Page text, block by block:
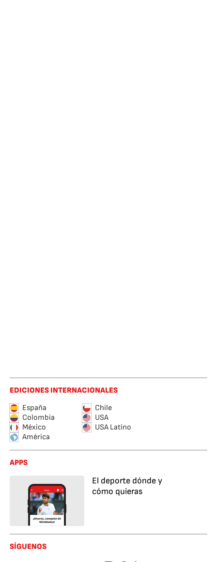
EDICIONES INTERNACIONALES
España
Chile
Colombia
USA
México
USA Latino
América
APPS
El deporte dónde y
cómo quieras
SÍGUENOS